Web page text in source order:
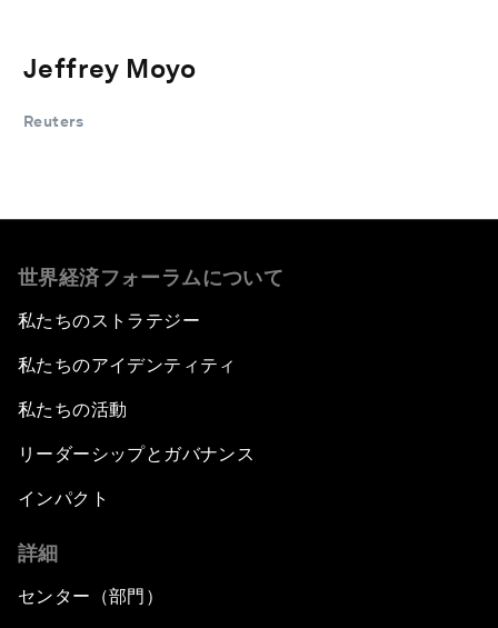
Jeffrey Moyo
Reuters
世界経済フォーラムについて
私たちのストラテジー
私たちのアイデンティティ
私たちの活動
リーダーシップとガバナンス
インパクト
詳細
センター（部門）